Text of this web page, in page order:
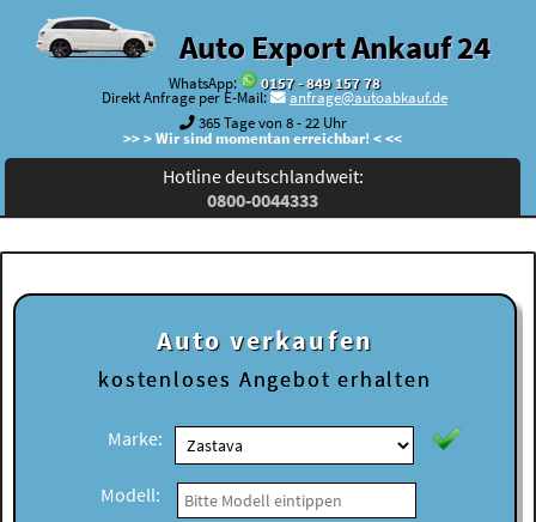
Auto Export Ankauf 24
WhatsApp:
0157 - 849 157 78
Direkt Anfrage per E-Mail:
anfrage@autoabkauf.de
365 Tage von 8 - 22 Uhr
>> > Wir sind momentan erreichbar! < <<
Hotline deutschlandweit:
0800-0044333
Auto verkaufen
kostenloses Angebot erhalten
Marke:
Modell: